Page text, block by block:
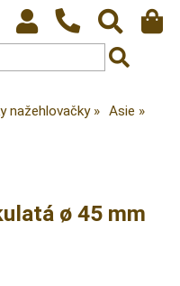
nažehlovačky
Asie
ø 45 mm